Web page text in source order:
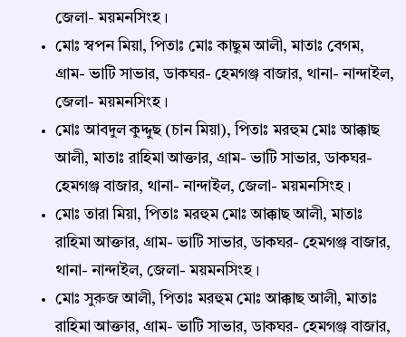
জেলা- ময়মনসিংহ।
মোঃ স্বপন মিয়া, পিতাঃ মোঃ কাছুম আলী, মাতাঃ বেগম,
গ্রাম- ভাটি সাভার, ডাকঘর- হেমগঞ্জ বাজার, থানা- নান্দাইল,
জেলা- ময়মনসিংহ।
মোঃ আবদুল কুদ্দুছ (চান মিয়া), পিতাঃ মরহুম মোঃ আক্কাছ
আলী, মাতাঃ রাহিমা আক্তার, গ্রাম- ভাটি সাভার, ডাকঘর-
হেমগঞ্জ বাজার, থানা- নান্দাইল, জেলা- ময়মনসিংহ।
মোঃ তারা মিয়া, পিতাঃ মরহুম মোঃ আক্কাছ আলী, মাতাঃ
রাহিমা আক্তার, গ্রাম- ভাটি সাভার, ডাকঘর- হেমগঞ্জ বাজার,
থানা- নান্দাইল, জেলা- ময়মনসিংহ।
মোঃ সুরুজ আলী, পিতাঃ মরহুম মোঃ আক্কাছ আলী, মাতাঃ
রাহিমা আক্তার, গ্রাম- ভাটি সাভার, ডাকঘর- হেমগঞ্জ বাজার,